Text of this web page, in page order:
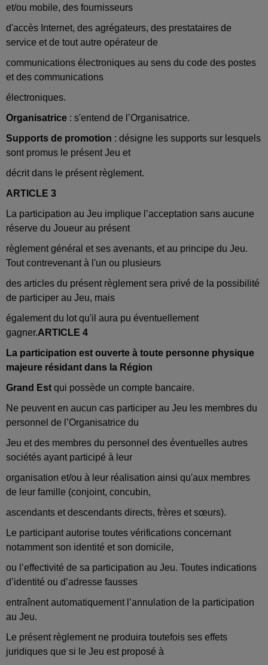
et/ou mobile, des fournisseurs
d'accès Internet, des agrégateurs, des prestataires de
service et de tout autre opérateur de
communications électroniques au sens du code des postes
et des communications
électroniques.
Organisatrice : s'entend de l’Organisatrice.
Supports de promotion : désigne les supports sur lesquels
sont promus le présent Jeu et
décrit dans le présent règlement.
ARTICLE 3
La participation au Jeu implique l’acceptation sans aucune
réserve du Joueur au présent
règlement général et ses avenants, et au principe du Jeu.
Tout contrevenant à l'un ou plusieurs
des articles du présent règlement sera privé de la possibilité
de participer au Jeu, mais
également du lot qu'il aura pu éventuellement
gagner.ARTICLE 4
La participation est ouverte à toute personne physique
majeure résidant dans la Région
Grand Est qui possède un compte bancaire.
Ne peuvent en aucun cas participer au Jeu les membres du
personnel de l’Organisatrice du
Jeu et des membres du personnel des éventuelles autres
sociétés ayant participé à leur
organisation et/ou à leur réalisation ainsi qu'aux membres
de leur famille (conjoint, concubin,
ascendants et descendants directs, frères et sœurs).
Le participant autorise toutes vérifications concernant
notamment son identité et son domicile,
ou l’effectivité de sa participation au Jeu. Toutes indications
d’identité ou d’adresse fausses
entraînent automatiquement l’annulation de la participation
au Jeu.
Le présent règlement ne produira toutefois ses effets
juridiques que si le Jeu est proposé à